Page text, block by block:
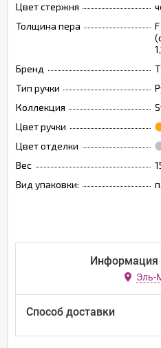
Цвет стержня
Толщина пера
Бренд
Тип ручки
Коллекция
Цвет ручки
Цвет отделки
Вес
Вид упаковки:
Информация
Эль-
Способ доставки